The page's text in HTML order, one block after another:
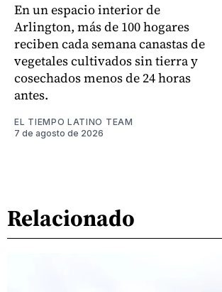
En un espacio interior de
Arlington, más de 100 hogares
reciben cada semana canastas de
vegetales cultivados sin tierra y
cosechados menos de 24 horas
antes.
EL TIEMPO LATINO TEAM
7 de agosto de 2026
Relacionado